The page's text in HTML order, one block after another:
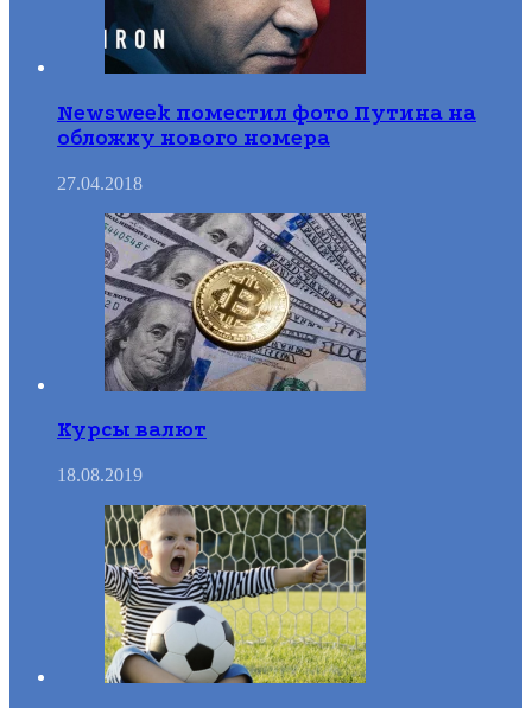
Newsweek поместил фото Путина на
обложку нового номера
27.04.2018
Курсы валют
18.08.2019